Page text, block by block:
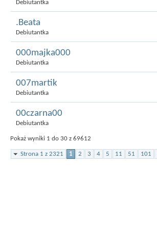
Debiutantka
.Beata
Debiutantka
000majka000
Debiutantka
007martik
Debiutantka
00czarna00
Debiutantka
Pokaż wyniki 1 do 30 z 69612
Strona 1 z 2321 1 2 3 4 5 11 51 101